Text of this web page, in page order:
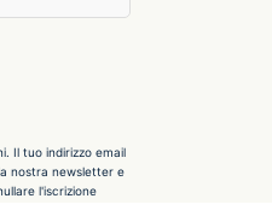
Il tuo indirizzo email
nostra newsletter e
l'iscrizione